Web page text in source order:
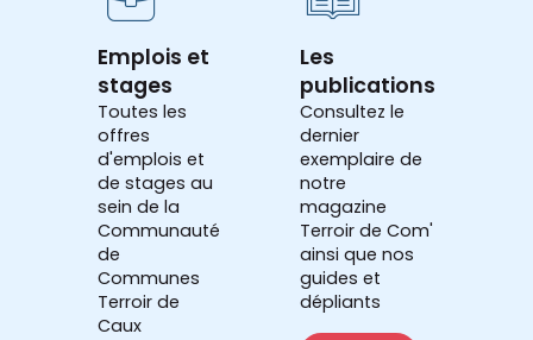
Emplois et
stages
Toutes les
offres
d'emplois et
de stages au
sein de la
Communauté
de
Communes
Terroir de
Caux
Les
publications
Consultez le
dernier
exemplaire de
notre
magazine
Terroir de Com'
ainsi que nos
guides et
dépliants